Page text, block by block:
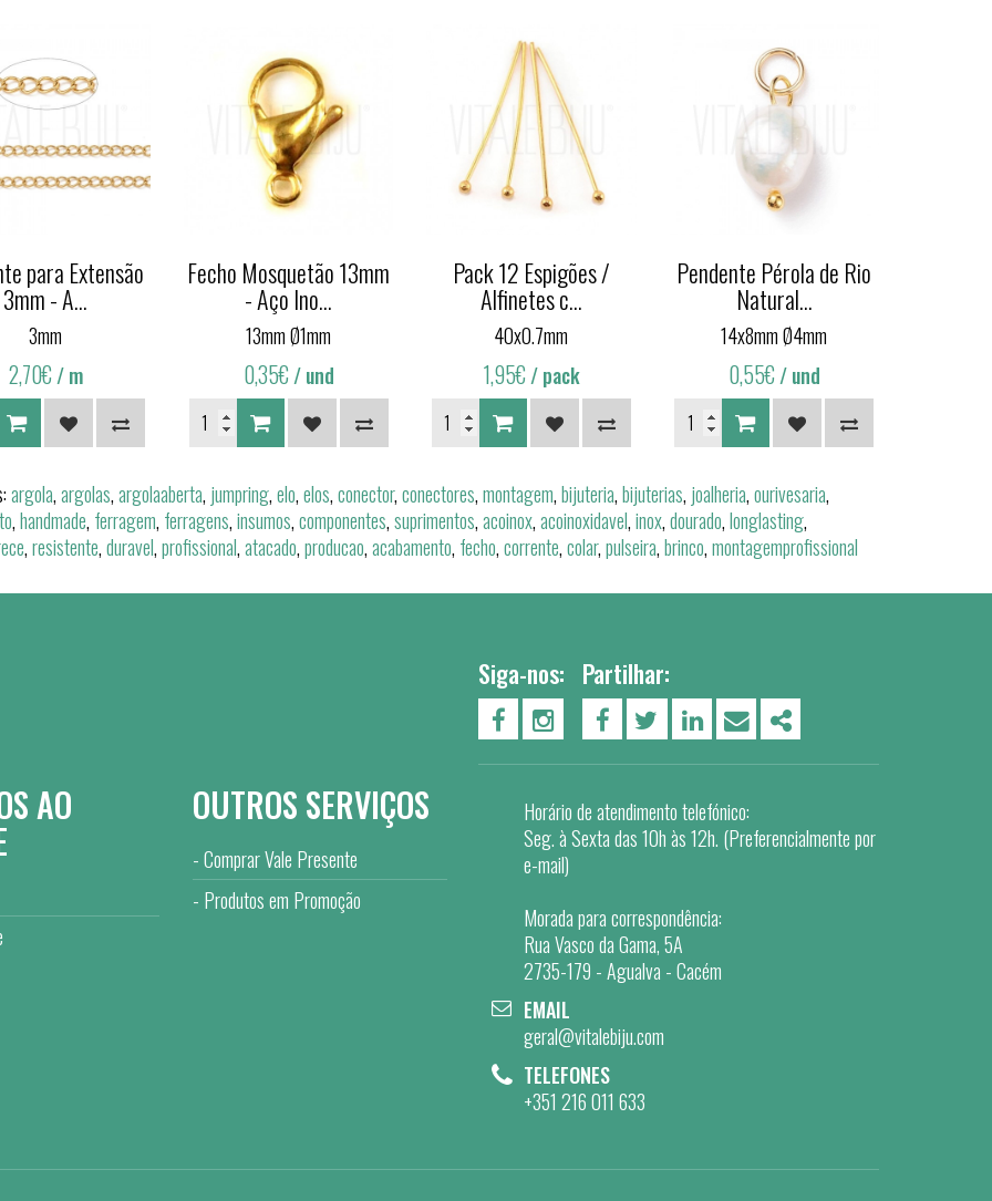
para Extensão
3mm - A...
3mm
2,70€/ m
Fecho Mosquetão 13mm
- Aço Ino...
13mm Ø1mm
0,35€/ und
Pack 12 Espigões /
Alfinetes c...
40x0.7mm
1,95€/ pack
Pendente Pérola de Rio
Natural...
14x8mm Ø4mm
0,55€/ und
argola,argolas,argolaaberta, jumpring,elo,elos,conector,conectores,montagem,bijuteria,bijuterias, joalheria,ourivesaria,
,handmade, ferragem, ferragens,insumos,componentes,suprimentos,acoinox,acoinoxidavel,inox,dourado,longlasting,
,resistente,duravel,profissional,atacado,producao,acabamento, fecho,corrente,colar,pulseira,brinco,montagemprofissional
AO OUTROS SERVIÇOS
Comprar Vale Presente
Produtos em Promoção
Siga-nos:
PÁGINA DO FACEBOOK
PÁGINA DO INSTAGRAM
Partilhar:
FACEBOOKTWITTERLINKEDIN
EMAIL
Horário de atendimento telefónico:
Seg. à Sexta das 10h às 12h. (Preferencialmente por
e-mail)
Morada para correspondência:
Rua Vasco da Gama, 5A
2735-179 - Agualva - Cacém
EMAIL
geral@vitalebiju.com
TELEFONES
+351 216 011 633